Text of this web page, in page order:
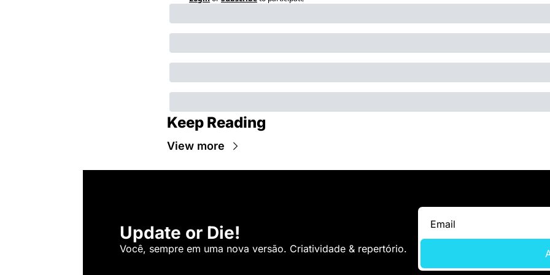
Keep Reading
View more
Update or Die!
Você, sempre em uma nova versão. Criatividade & repertório.